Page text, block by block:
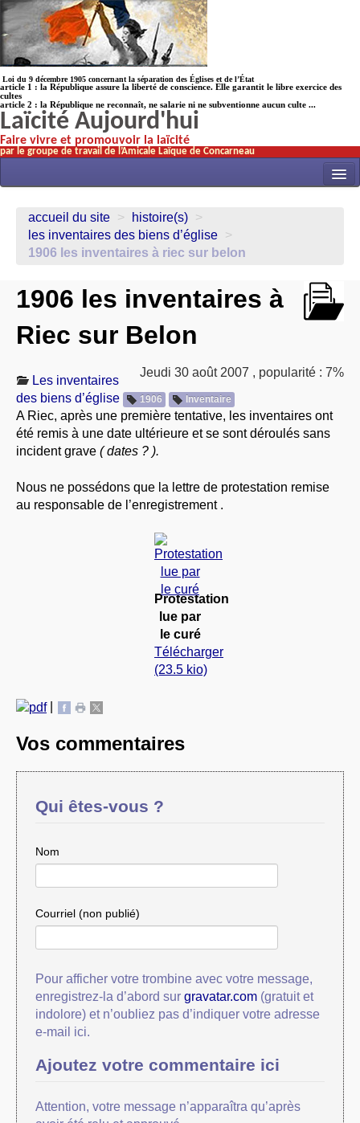
Loi du 9 décembre 1905 concernant la séparation des Églises et de l’État
article 1 : la République assure la liberté de conscience. Elle garantit le libre exercice des
cultes
article 2 : la République ne reconnaît, ne salarie ni ne subventionne aucun culte ...
Laïcité Aujourd'hui
Faire vivre et promouvoir la laïcité
par le groupe de travail de l’Amicale Laïque de Concarneau
ACTUALITÉS
NOS TRAVAUX
LAICITHÈQUE
À PROPOS
LIBRES OPINIONS
* [ connexion Adhérents ].
accueil du site > histoire(s) >
les inventaires des biens d’église >
1906 les inventaires à riec sur belon
1906 les inventaires à
Riec sur Belon
Jeudi 30 août 2007 , popularité : 7%
Les inventaires
des biens d’église
1906 Inventaire
A Riec, après une première tentative, les inventaires ont
été remis à une date ultérieure et se sont déroulés sans
incident grave ( dates ? ).
Nous ne possédons que la lettre de protestation remise
au responsable de l’enregistrement .
Protestation
lue par
le curé
Télécharger
(23.5 kio)
|
Vos commentaires
Qui êtes-vous ?
Nom
Courriel (non publié)
Pour afficher votre trombine avec votre message,
enregistrez-la d’abord sur gravatar.com(gratuit et
indolore) et n’oubliez pas d’indiquer votre adresse
e-mail ici.
Ajoutez votre commentaire ici
Attention, votre message n’apparaîtra qu’après